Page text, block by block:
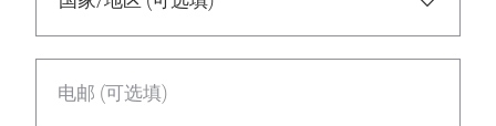
电邮 (可选填)